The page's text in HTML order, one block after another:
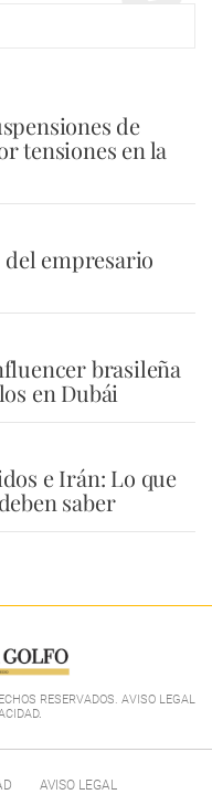
de
tensiones en la
del empresario
brasileña
en Dubái
e Irán: Lo que
saber
RESERVADOS. AVISO LEGAL
.
AVISO LEGAL